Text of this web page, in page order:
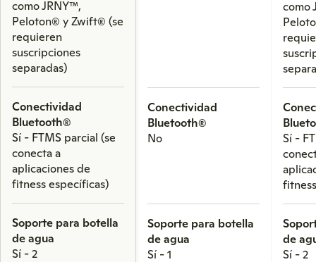
como JRNY™,
Peloton® y Zwift® (se
requieren
suscripciones
separadas)
Conectividad
Bluetooth®
Sí - FTMS parcial (se
conecta a
aplicaciones de
fitness específicas)
Soporte para botella
de agua
Sí - 2
Conectividad
Bluetooth®
No
Soporte para botella
de agua
Sí - 1
como
Sí -
de
Sí - 2